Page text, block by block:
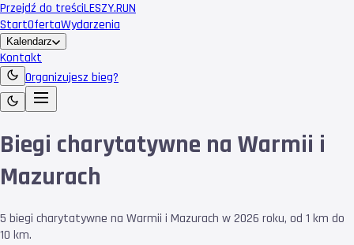
Przejdź do treściLESZY.RUN
StartOfertaWydarzenia
Kalendarz
Kontakt
Organizujesz bieg?
Biegi charytatywne na Warmii i
Mazurach
5 biegi charytatywne na Warmii i Mazurach w 2026 roku, od 1 km do
10 km.